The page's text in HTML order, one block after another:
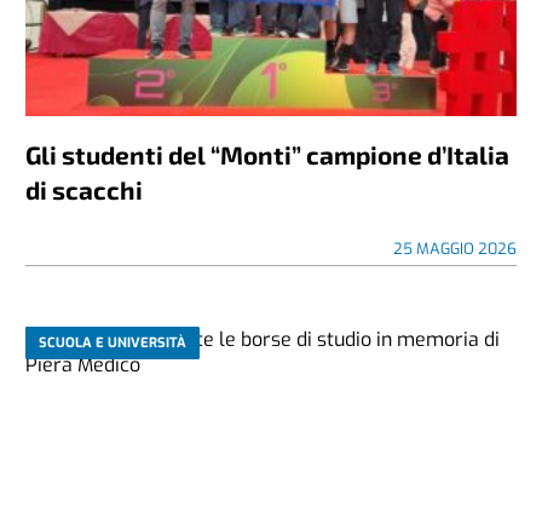
Gli studenti del “Monti” campione d’Italia
di scacchi
25 MAGGIO 2026
SCUOLA E UNIVERSITÀ